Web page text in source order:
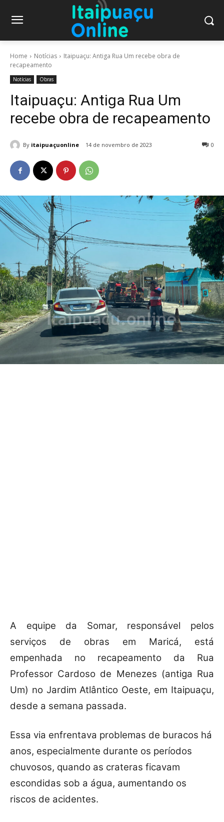
Home Notícias
Itaipuaçu: Antiga Rua Um recebe obra de
recapeamento
Notícias Obras
Itaipuaçu: Antiga Rua Um
recebe obra de recapeamento
By itaipuaçuonline 14 de novembro de 2023 0
A equipe da Somar, responsável pelos
serviços de obras em Maricá, está
empenhada no recapeamento da Rua
Professor Cardoso de Menezes (antiga Rua
Um) no Jardim Atlântico Oeste, em Itaipuaçu,
desde a semana passada.
Essa via enfrentava problemas de buracos há
anos, especialmente durante os períodos
chuvosos, quando as crateras ficavam
escondidas sob a água, aumentando os
riscos de acidentes.